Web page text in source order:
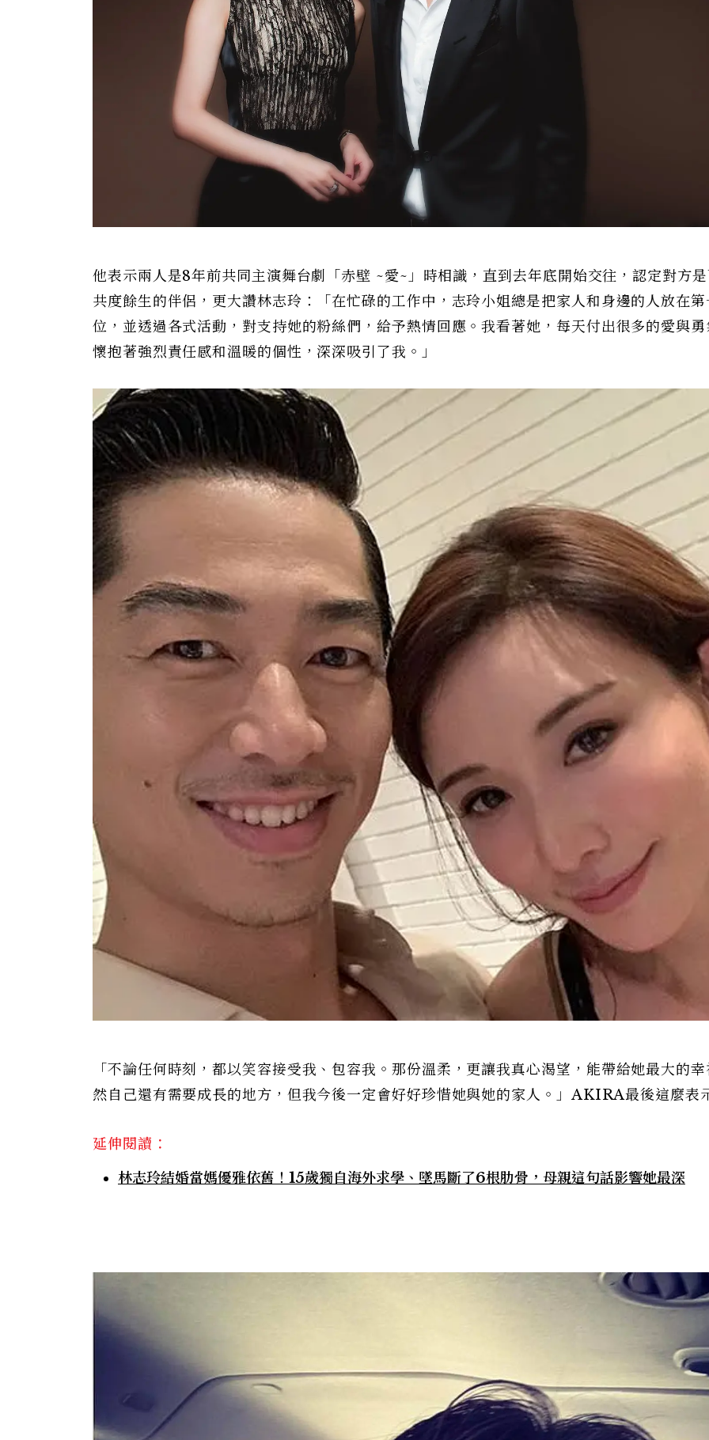
他表示兩人是8年前共同主演舞台劇「赤壁 ~愛~」時相識，直到去年底開始交往，認定對方
共度餘生的伴侶，更大讚林志玲：「在忙碌的工作中，志玲小姐總是把家人和身邊的人放在
位，並透過各式活動，對支持她的粉絲們，給予熱情回應。我看著她，每天付出很多的愛與
懷抱著強烈責任感和溫暖的個性，深深吸引了我。」
「不論任何時刻，都以笑容接受我、包容我。那份溫柔，更讓我真心渴望，能帶給她最大的
然自己還有需要成長的地方，但我今後一定會好好珍惜她與她的家人。」AKIRA最後這麼表
延伸閱讀：
林志玲結婚當媽優雅依舊！15歲獨自海外求學、墜馬斷了6根肋骨，母親這句話影響她最深